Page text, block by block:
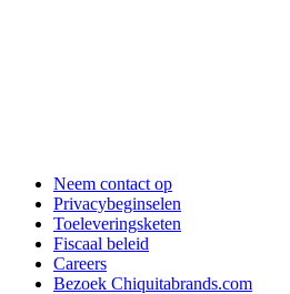
Neem contact op
Privacybeginselen
Toeleveringsketen
Fiscaal beleid
Careers
Bezoek Chiquitabrands.com